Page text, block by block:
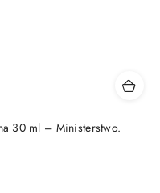
30 ml – Ministerstwo.